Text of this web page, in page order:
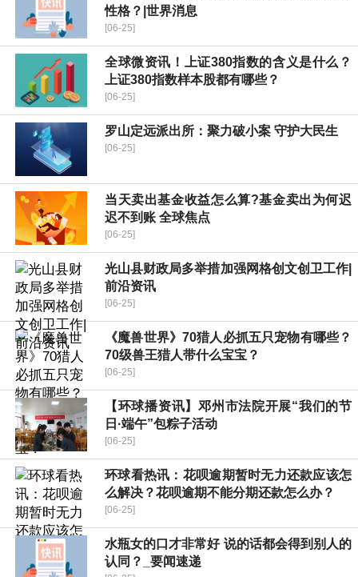
性格？|世界消息
[06-25]
全球微资讯！上证380指数的含义是什么？
上证380指数样本股都有哪些？
[06-25]
罗山定远派出所：聚力破小案 守护大民生
[06-25]
当天卖出基金收益怎么算?基金卖出为何迟
迟不到账 全球焦点
[06-25]
​光山县财政局多举措加强网格创文创卫工作|
前沿资讯
[06-25]
《魔兽世界》70猎人必抓五只宠物有哪些？
70级兽王猎人带什么宝宝？
[06-25]
【环球播资讯】邓州市法院开展“我们的节
日·端午”包粽子活动
[06-25]
环球看热讯：花呗逾期暂时无力还款应该怎
么解决？花呗逾期不能分期还款怎么办？
[06-25]
水瓶女的口才非常好 说的话都会得到别人的
认同？_要闻速递